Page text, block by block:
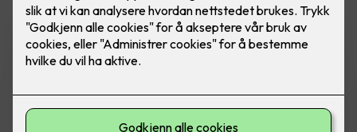
Bytte av termostat - ELKO
One Hvit
Matter termostat, i fargen hvit.